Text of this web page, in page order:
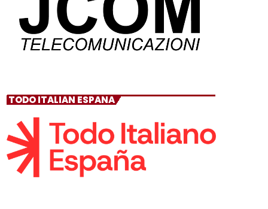
TODO ITALIAN ESPANA